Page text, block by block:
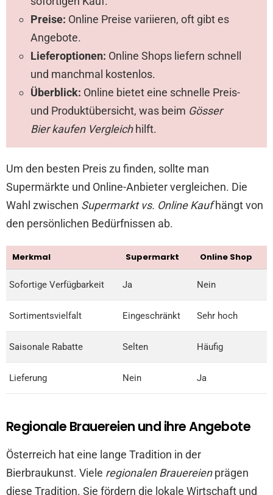
Preise: Online Preise variieren, oft gibt es
Angebote.
Lieferoptionen: Online Shops liefern schnell
und manchmal kostenlos.
Überblick: Online bietet eine schnelle Preis-
und Produktübersicht, was beim Gösser
Bier kaufen Vergleichhilft.
Um den besten Preis zu finden, sollte man
Supermärkte und Online-Anbieter vergleichen. Die
Wahl zwischen Supermarkt vs. Online Kaufhängt von
den persönlichen Bedürfnissen ab.
Merkmal Supermarkt Online Shop
Sofortige Verfügbarkeit Ja Nein
Sortimentsvielfalt Eingeschränkt Sehr hoch
Saisonale Rabatte Selten Häufig
Lieferung Nein Ja
Regionale Brauereien und ihre Angebote
Österreich hat eine lange Tradition in der
Bierbraukunst. Viele regionalen Brauereienprägen
diese Tradition. Sie fördern die lokale Wirtschaft und